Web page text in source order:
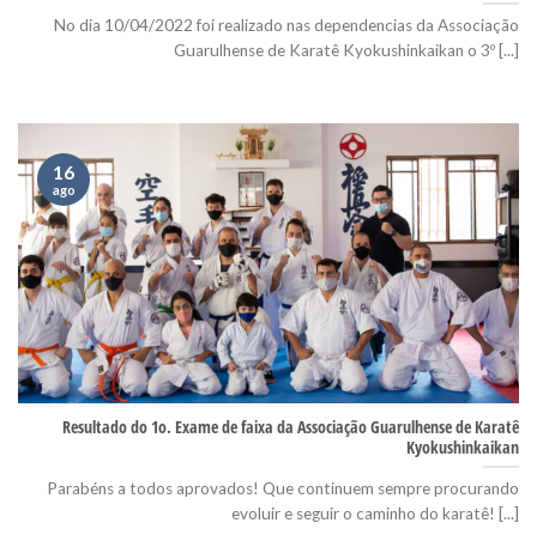
No dia 10/04/2022 foi realizado nas dependencias da Associação
Guarulhense de Karatê Kyokushinkaikan o 3º [...]
Resultado do 1o. Exame de faixa da Associação Guarulhense de Karatê
Kyokushinkaikan
Parabéns a todos aprovados! Que continuem sempre procurando
evoluir e seguir o caminho do karatê! [...]
16
ago